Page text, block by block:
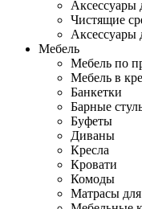
Аксессуары
Чистящие
Аксессуары
Мебель
Мебель по
Мебель в
Банкетки
Барные
Буфеты
Диваны
Кресла
Кровати
Комоды
Матрасы